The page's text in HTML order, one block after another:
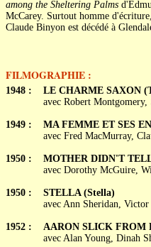
among the Sheltering Palms
McCarey. Surtout homme
Claude Binyon est décédé à
FILMOGRAPHIE :
1948 :
1949 :
1950 :
1950 :
1952 :
LE CHARME SAXON
avec Robert
MA FEMME ET SES
avec Fred MacMurray,
MOTHER DIDN'T
avec Dorothy McGuire,
STELLA (Stella)
avec Ann Sheridan,
AARON SLICK FROM
avec Alan Young, Dinah